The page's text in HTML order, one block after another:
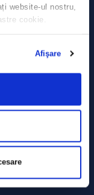
website-ul nostru,
cookie.
Afişare